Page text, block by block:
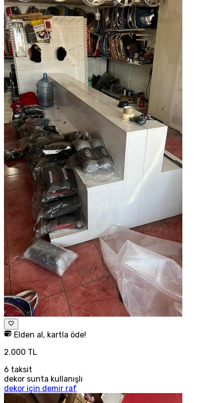
Elden al, kartla öde!
2.000 TL
6 taksit
dekor sunta kullanışlı
dekor için demir raf